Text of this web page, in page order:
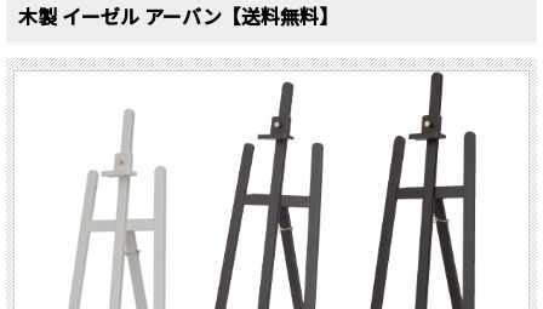
木製 イーゼル アーバン【送料無料】